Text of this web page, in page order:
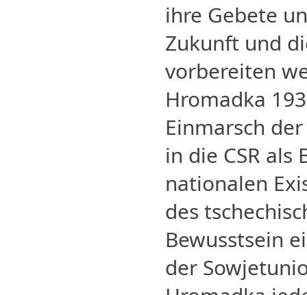
ihre Gebete
Zukunft und
vorbereiten
Hromadka
Einmarsch
in die CSR als
nationalen
des
Bewusstsein
der